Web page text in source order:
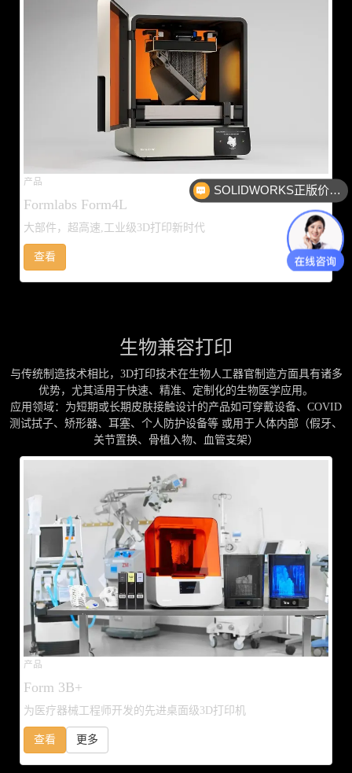
产品
Formlabs Form4L
大部件，超高速,工业级3D打印新时代
查看
生物兼容打印
与传统制造技术相比，3D打印技术在生物人工器官制造方面具有诸多
优势，尤其适用于快速、精准、定制化的生物医学应用。
应用领域：为短期或长期皮肤接触设计的产品如可穿戴设备、COVID
测试拭子、矫形器、耳塞、个人防护设备等 或用于人体内部（假牙、
关节置换、骨植入物、血管支架）
产品
Form 3B+
为医疗器械工程师开发的先进桌面级3D打印机
查看 更多
SOLIDWORKS正版价格？